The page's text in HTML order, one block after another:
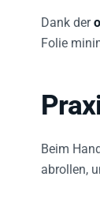
Dank der
Folie
Beim
abrollen,